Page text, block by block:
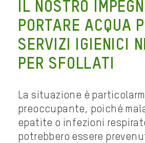
IL NOSTRO
PORTARE ACQUA
SERVIZI IGIENICI
PER SFOLLATI
La situazione è
preoccupante, poiché
epatite o infezioni
potrebbero essere